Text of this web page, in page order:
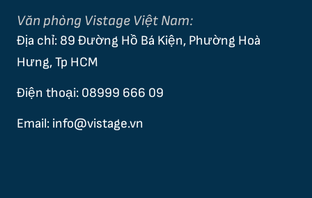
Văn phòng Vistage Việt Nam:
Địa chỉ: 89 Đường Hồ Bá Kiện, Phường Hoà
Hưng, Tp HCM
Điện thoại: 08999 666 09
Email: info@vistage.vn